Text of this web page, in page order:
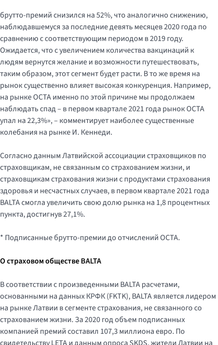
брутто-премий снизился на 52%, что аналогично снижению,
наблюдавшемуся за последние девять месяцев 2020 года по
сравнению с соответствующим периодом в 2019 году.
Ожидается, что с увеличением количества вакцинаций к
людям вернутся желание и возможности путешествовать,
таким образом, этот сегмент будет расти. В то же время на
рынок существенно влияет высокая конкуренция. Например,
на рынке OCTA именно по этой причине мы продолжаем
наблюдать спад – в первом квартале 2021 года рынок OCTA
упал на 22,3%», – комментирует наиболее существенные
колебания на рынке И. Кеннеди.
Согласно данным Латвийской ассоциации страховщиков по
страховщикам, не связанным со страхованием жизни, и
страховщикам страхования жизни с продуктами страхования
здоровья и несчастных случаев, в первом квартале 2021 года
BALTA смогла увеличить свою долю рынка на 1,8 процентных
пункта, достигнув 27,1%.
* Подписанные брутто-премии до отчислений OCTA.
О страховом обществе BALTA
В соответствии с произведенными BALTA расчетами,
основанными на данных КРФК (FKTK), BALTA является лидером
на рынке Латвии в сегменте страхования, не связанного со
страхованием жизни. За 2020 год объем подписанных
компанией премий составил 107,3 миллиона евро. По